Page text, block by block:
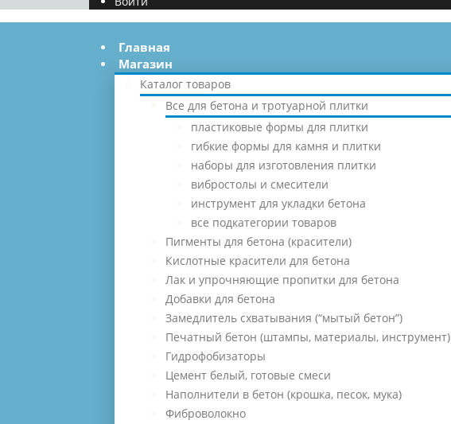
Главная
Магазин
Каталог товаров
Все для бетона и тротуарной плитки
пластиковые формы для плитки
гибкие формы для камня и плитки
наборы для изготовления плитки
вибростолы и смесители
инструмент для укладки бетона
все подкатегории товаров
Пигменты для бетона (красители)
Кислотные красители для бетона
Лак и упрочняющие пропитки для бетона
Добавки для бетона
Замедлитель схватывания (“мытый бетон”)
Печатный бетон (штампы, материалы, инструмент)
Гидрофобизаторы
Цемент белый, готовые смеси
Наполнители в бетон (крошка, песок, мука)
Фиброволокно